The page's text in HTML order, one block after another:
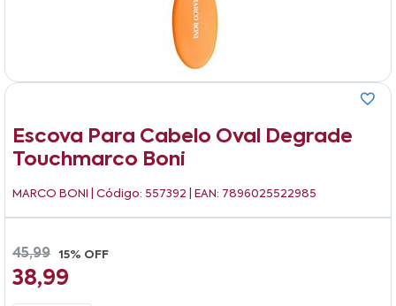
Escova Para Cabelo Oval Degrade
Touchmarco Boni
MARCO BONI | Código: 557392 | EAN: 7896025522985
45,99 15% OFF
38,99